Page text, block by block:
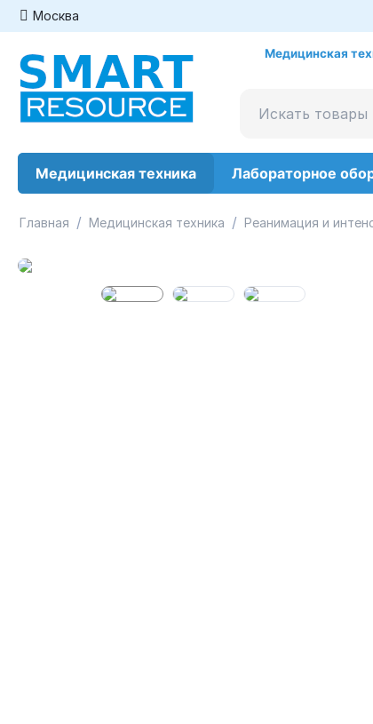
Москва
Медицинская
Медицинская техника Лабораторное
Главная / Медицинская техника / Реанимация и